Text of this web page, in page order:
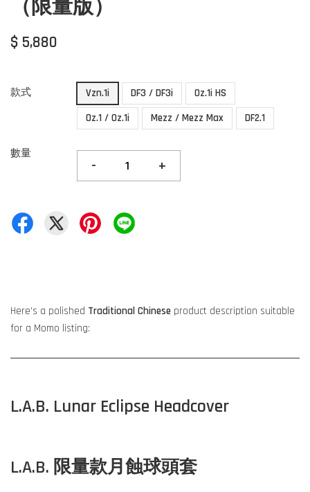
（限量版）
$ 5,880
款式 Vzn.1i DF3 / DF3i
Oz.1i HS
Oz.1 / Oz.1i
Mezz / Mezz Max DF2.1
數量
- +
Here’s a polished Traditional Chinese product description suitable
for a Momo listing:
L.A.B. Lunar Eclipse Headcover
L.A.B. 限量款月蝕球頭套